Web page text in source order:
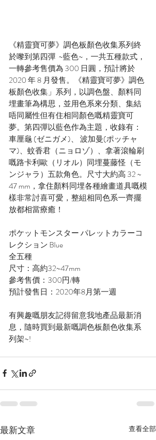
《精靈寶可夢》調色板顏色收集系列終
於嚟到第四彈  ~藍色~，一共五種款式，
一轉參考售價為 300 日圓，預計將於
2020 年 8 月發售。《精靈寶可夢》調色
板顏色收集」系列，以調色盤、顏料同
埋畫筆為構思，並用色系來分類、集結
唔同屬性但有住相同顏色嘅精靈寶可
夢。第四彈以藍色作為主題，收錄有：
車厘龜 (ゼニガメ)、 波加曼(ポッチャ
マ)、蚊香君（ニョロゾ）、拿著滾輪刷
嘅路卡利歐（リオル）同埋蔓藤怪（モ
ンジャラ）五款角色。尺寸大約高 32 ~
47 mm，拿住顏料同埋各種繪畫道具嘅模
樣非常討喜可愛，整組相同色系一齊擺
放都相當療癒！
ポケットモンスター パレットカラーコ
レクション Blue
全五種
尺寸：高約32~47mm
參考售價：300円/轉
預計發售日：2020年8月第一週
有興趣嘅朋友記得留意我地產品最新消
息，隨時買到最新嘅調色板顏色收集系
列架~!
最新文章 查看全部